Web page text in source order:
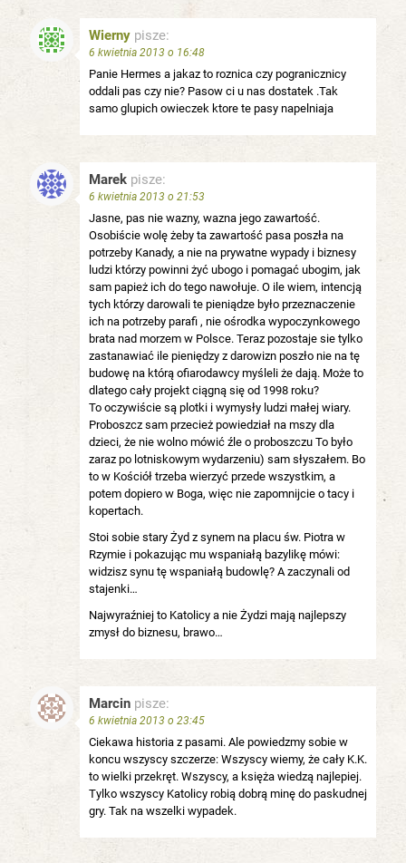
Wierny pisze:
6 kwietnia 2013 o 16:48
Panie Hermes a jakaz to roznica czy pogranicznicy
oddali pas czy nie? Pasow ci u nas dostatek .Tak
samo glupich owieczek ktore te pasy napelniaja
Marek pisze:
6 kwietnia 2013 o 21:53
Jasne, pas nie wazny, wazna jego zawartość.
Osobiście wolę żeby ta zawartość pasa poszła na
potrzeby Kanady, a nie na prywatne wypady i biznesy
ludzi którzy powinni żyć ubogo i pomagać ubogim, jak
sam papież ich do tego nawołuje. O ile wiem, intencją
tych którzy darowali te pieniądze było przeznaczenie
ich na potrzeby parafi , nie ośrodka wypoczynkowego
brata nad morzem w Polsce. Teraz pozostaje sie tylko
zastanawiać ile pieniędzy z darowizn poszło nie na tę
budowę na którą ofiarodawcy myśleli że dają. Może to
dlatego cały projekt ciągną się od 1998 roku?
To oczywiście są plotki i wymysły ludzi małej wiary.
Proboszcz sam przecież powiedział na mszy dla
dzieci, że nie wolno mówić źle o proboszczu To było
zaraz po lotniskowym wydarzeniu) sam słyszałem. Bo
to w Kościół trzeba wierzyć przede wszystkim, a
potem dopiero w Boga, więc nie zapomnijcie o tacy i
kopertach.
Stoi sobie stary Żyd z synem na placu św. Piotra w
Rzymie i pokazując mu wspaniałą bazylikę mówi:
widzisz synu tę wspaniałą budowlę? A zaczynali od
stajenki…
Najwyraźniej to Katolicy a nie Żydzi mają najlepszy
zmysł do biznesu, brawo…
Marcin pisze:
6 kwietnia 2013 o 23:45
Ciekawa historia z pasami. Ale powiedzmy sobie w
koncu wszyscy szczerze: Wszyscy wiemy, że cały K.K.
to wielki przekręt. Wszyscy, a księża wiedzą najlepiej.
Tylko wszyscy Katolicy robią dobrą minę do paskudnej
gry. Tak na wszelki wypadek.